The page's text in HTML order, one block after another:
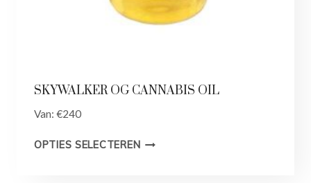
SKYWALKER OG CANNABIS OIL
Van: €240
OPTIES SELECTEREN